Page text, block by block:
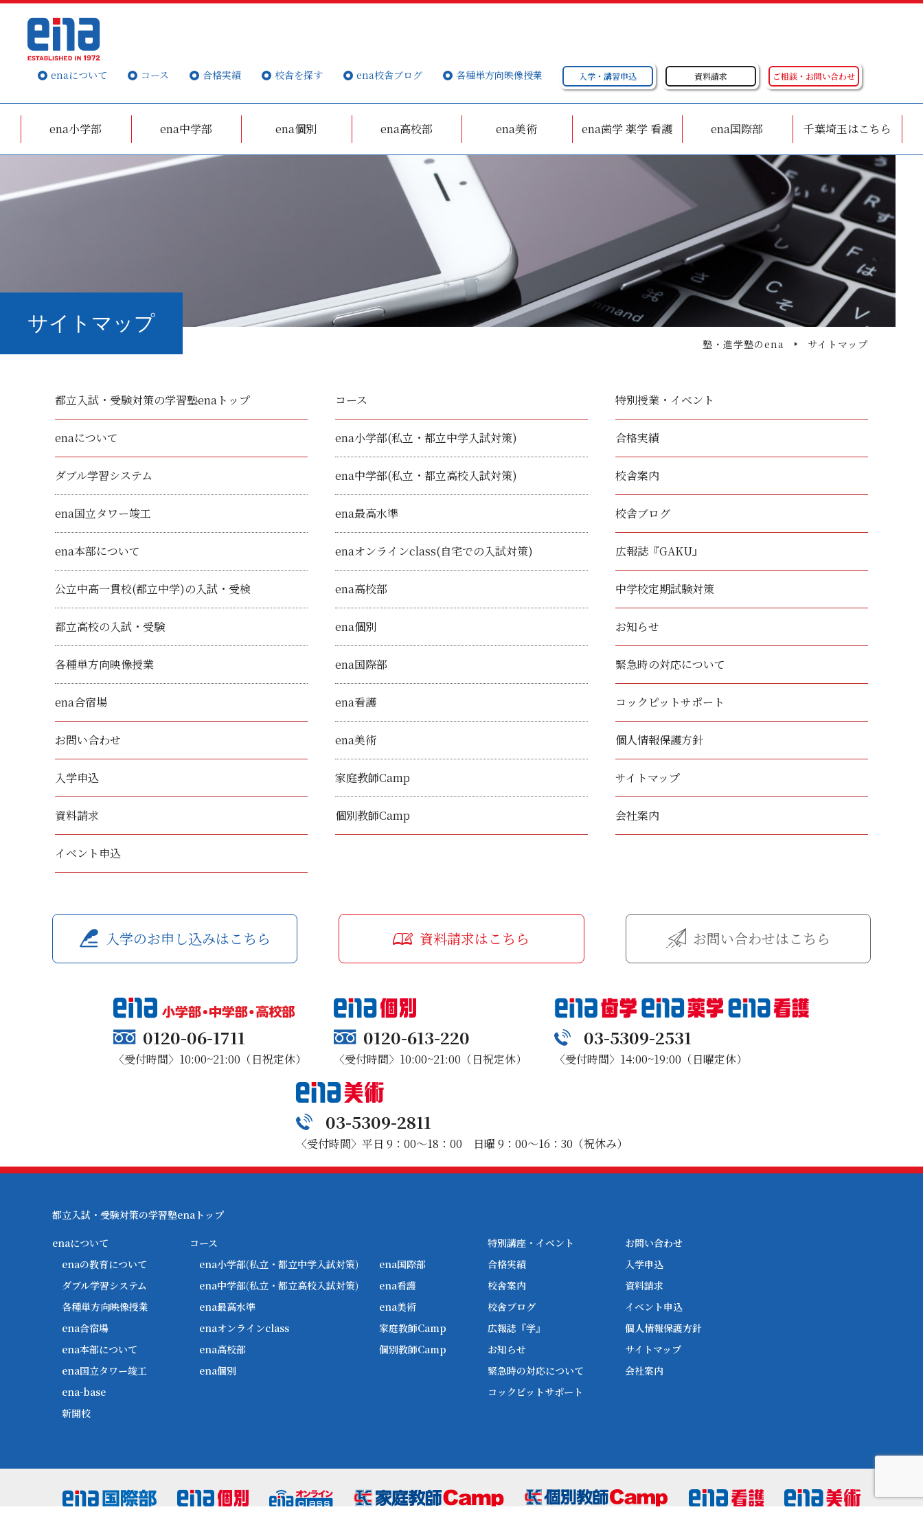
enaについて コース 合格実績 校舎を探す ena校舎ブログ 各種単方向映像授業 入学・講習申込 資料請求 ご相談・お問い合わせ
ena小学部 ena中学部 ena個別 ena高校部 ena美術 ena歯学 薬学 看護 ena国際部 千葉埼玉はこちら
サイトマップ
塾・進学塾のena サイトマップ
都立入試・受験対策の学習塾enaトップ
enaについて
ダブル学習システム
ena国立タワー竣工
ena本部について
公立中高一貫校(都立中学)の入試・受検
都立高校の入試・受験
各種単方向映像授業
ena合宿場
お問い合わせ
入学申込
資料請求
イベント申込
コース
ena小学部(私立・都立中学入試対策)
ena中学部(私立・都立高校入試対策)
ena最高水準
enaオンラインclass(自宅での入試対策)
ena高校部
ena個別
ena国際部
ena看護
ena美術
家庭教師Camp
個別教師Camp
特別授業・イベント
合格実績
校舎案内
校舎ブログ
広報誌『GAKU』
中学校定期試験対策
お知らせ
緊急時の対応について
コックピットサポート
個人情報保護方針
サイトマップ
会社案内
入学のお申し込みはこちら 資料請求はこちら お問い合わせはこちら
0120-06-1711
〈受付時間〉10:00~21:00（日祝定休）
0120-613-220
〈受付時間〉10:00~21:00（日祝定休）
03-5309-2531
〈受付時間〉14:00~19:00（日曜定休）
03-5309-2811
〈受付時間〉平日 9：00～18：00 日曜 9：00～16：30（祝休み）
都立入試・受験対策の学習塾enaトップ
enaについて
enaの教育について
ダブル学習システム
各種単方向映像授業
ena合宿場
ena本部について
ena国立タワー竣工
ena-base
新開校
コース
ena小学部(私立・都立中学入試対策)
ena中学部(私立・都立高校入試対策)
ena最高水準
enaオンラインclass
ena高校部
ena個別
ena国際部
ena看護
ena美術
家庭教師Camp
個別教師Camp
特別講座・イベント
合格実績
校舎案内
校舎ブログ
広報誌『学』
お知らせ
緊急時の対応について
コックピットサポート
お問い合わせ
入学申込
資料請求
イベント申込
個人情報保護方針
サイトマップ
会社案内